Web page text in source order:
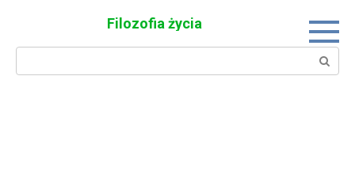
Filozofia życia
Search: